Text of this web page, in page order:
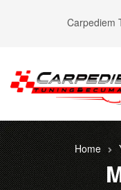
Carpediem
Home